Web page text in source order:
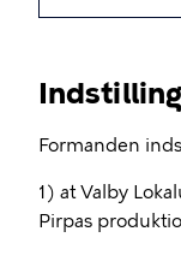
Indstilling
Formanden
1) at Valby
Pirpas